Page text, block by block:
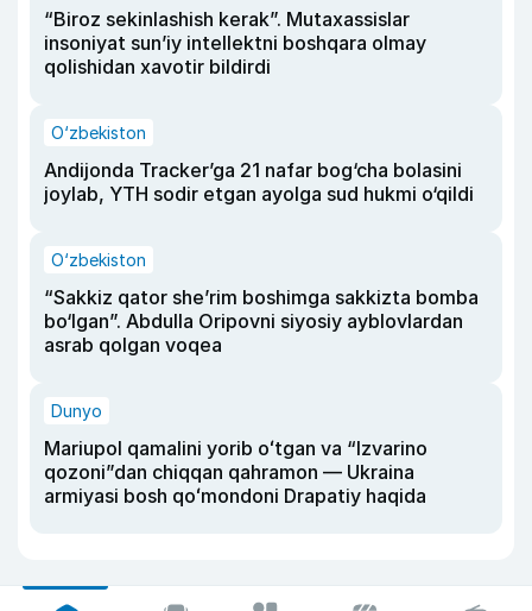
“Biroz sekinlashish kerak”. Mutaxassislar
insoniyat sun’iy intellektni boshqara olmay
qolishidan xavotir bildirdi
O‘zbekiston
Andijonda Tracker’ga 21 nafar bog‘cha bolasini
joylab, YTH sodir etgan ayolga sud hukmi o‘qildi
O‘zbekiston
“Sakkiz qator she’rim boshimga sakkizta bomba
bo‘lgan”. Abdulla Oripovni siyosiy ayblovlardan
asrab qolgan voqea
Dunyo
Mariupol qamalini yorib oʻtgan va “Izvarino
qozoni”dan chiqqan qahramon — Ukraina
armiyasi bosh qoʻmondoni Drapatiy haqida